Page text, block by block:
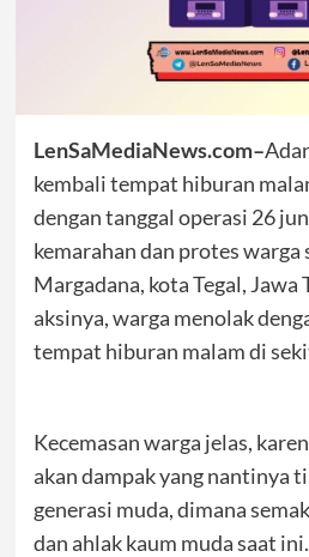
LenSaMediaNews.com–
kembali tempat hiburan
dengan tanggal operasi 26
kemarahan dan protes warga
Margadana, kota Tegal, Jawa
aksinya, warga menolak
tempat hiburan malam di
Kecemasan warga jelas,
akan dampak yang nantinya
generasi muda, dimana
dan ahlak kaum muda saat